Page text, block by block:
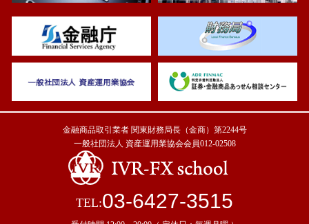
金融商品取引業者 関東財務局長（金商）第2244号
一般社団法人 資産運用業協会会員012-02508
TEL:03-6427-3515